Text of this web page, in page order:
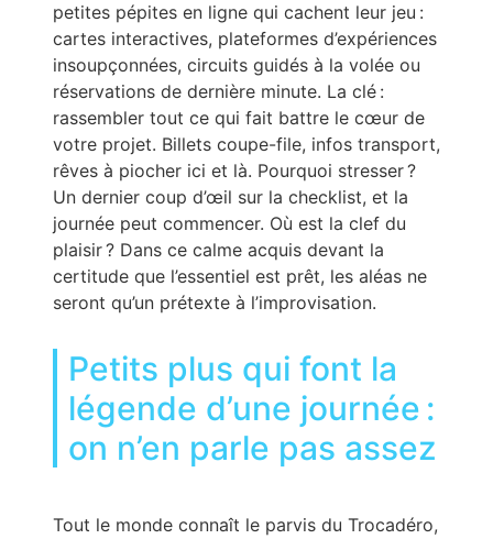
petites pépites en ligne qui cachent leur jeu :
cartes interactives, plateformes d’expériences
insoupçonnées, circuits guidés à la volée ou
réservations de dernière minute. La clé :
rassembler tout ce qui fait battre le cœur de
votre projet. Billets coupe-file, infos transport,
rêves à piocher ici et là. Pourquoi stresser ?
Un dernier coup d’œil sur la checklist, et la
journée peut commencer. Où est la clef du
plaisir ? Dans ce calme acquis devant la
certitude que l’essentiel est prêt, les aléas ne
seront qu’un prétexte à l’improvisation.
Petits plus qui font la
légende d’une journée :
on n’en parle pas assez
Tout le monde connaît le parvis du Trocadéro,